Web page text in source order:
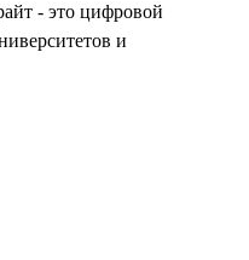
- это цифровой
и